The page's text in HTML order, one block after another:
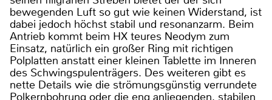
bewegenden Luft so gut wie keinen Widerstand, ist
dabei jedoch höchst stabil und resonanzarm. Beim
Antrieb kommt beim HX teures Neodym zum
Einsatz, natürlich ein großer Ring mit richtigen
Polplatten anstatt einer kleinen Tablette im Inneren
des Schwingspulenträgers. Des weiteren gibt es
nette Details wie die strömungsgünstig verrundete